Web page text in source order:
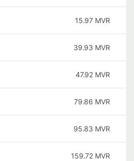
15.97 MVR
39.93 MVR
47.92 MVR
79.86 MVR
95.83 MVR
159.72 MVR